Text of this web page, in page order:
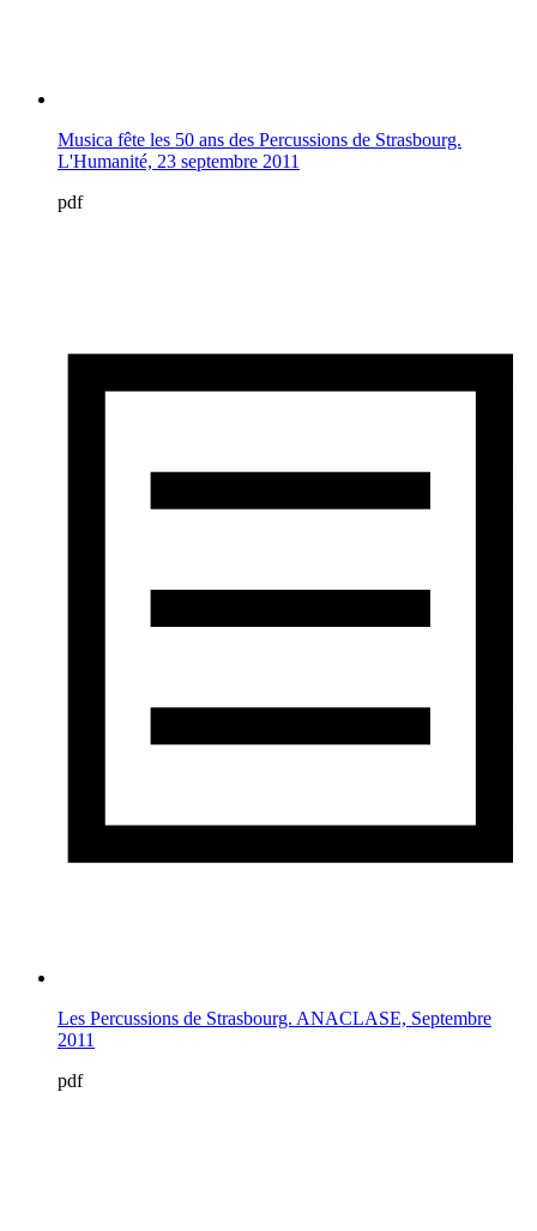
Musica fête les 50 ans des Percussions de Strasbourg.
L'Humanité, 23 septembre 2011
pdf
Les Percussions de Strasbourg. ANACLASE, Septembre
2011
pdf